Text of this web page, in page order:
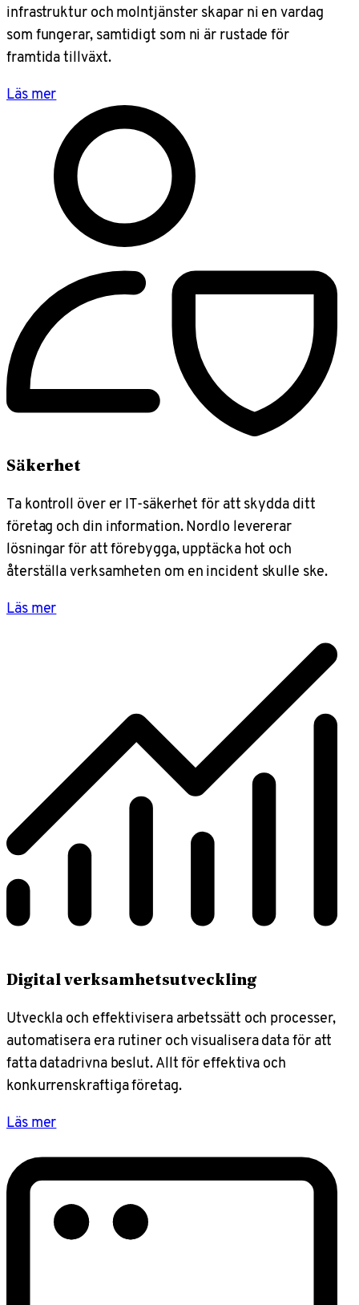
infrastruktur och molntjänster skapar ni en vardag
som fungerar, samtidigt som ni är rustade för
framtida tillväxt.
Läs mer
Säkerhet
Ta kontroll över er IT-säkerhet för att skydda ditt
företag och din information. Nordlo levererar
lösningar för att förebygga, upptäcka hot och
återställa verksamheten om en incident skulle ske.
Läs mer
Digital verksamhetsutveckling
Utveckla och effektivisera arbetssätt och processer,
automatisera era rutiner och visualisera data för att
fatta datadrivna beslut. Allt för effektiva och
konkurrenskraftiga företag.
Läs mer